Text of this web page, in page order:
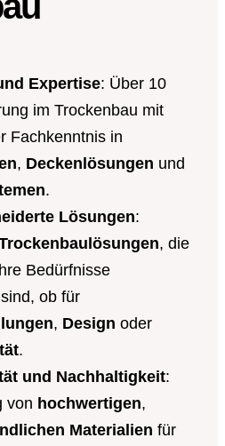
Expertise: Über 10
im Trockenbau mit
Fachkenntnis in
, Deckenlösungen und
.
Lösungen:
, die
Bedürfnisse
ob für
, Design oder
.
und Nachhaltigkeit:
von hochwertigen,
Materialien für